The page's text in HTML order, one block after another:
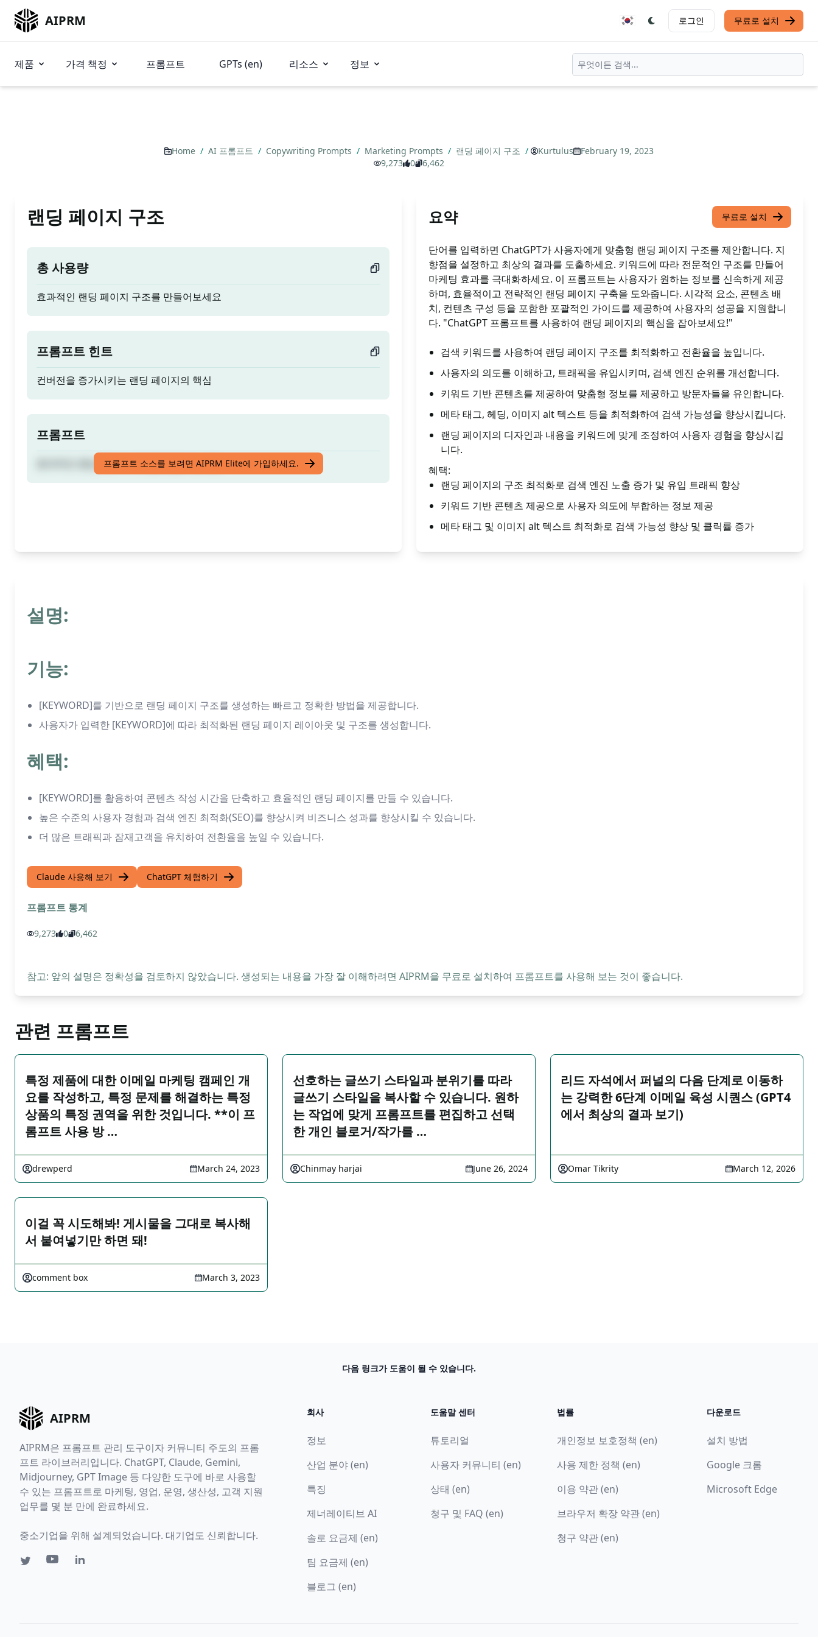
AIPRM 로그인 무료로 설치
제품 가격 책정 프롬프트 GPTs (en) 리소스 정보
Home / AI 프롬프트 / Copywriting Prompts / Marketing Prompts / 랜딩 페이지 구조 / Kurtulus
February 19, 2023
9,273
0 6,462
랜딩 페이지 구조
총 사용량
효과적인 랜딩 페이지 구조를 만들어보세요
프롬프트 힌트
컨버전을 증가시키는 랜딩 페이지의 핵심
프롬프트
효과적인 랜딩 페이지 구조를 만들어보세요
프롬프트 소스를 보려면 AIPRM Elite에 가입하세요.
요약 무료로 설치
단어를 입력하면 ChatGPT가 사용자에게 맞춤형 랜딩 페이지 구조를 제안합니다. 지
향점을 설정하고 최상의 결과를 도출하세요. 키워드에 따라 전문적인 구조를 만들어
마케팅 효과를 극대화하세요. 이 프롬프트는 사용자가 원하는 정보를 신속하게 제공
하며, 효율적이고 전략적인 랜딩 페이지 구축을 도와줍니다. 시각적 요소, 콘텐츠 배
치, 컨텐츠 구성 등을 포함한 포괄적인 가이드를 제공하여 사용자의 성공을 지원합니
다. "ChatGPT 프롬프트를 사용하여 랜딩 페이지의 핵심을 잡아보세요!"
검색 키워드를 사용하여 랜딩 페이지 구조를 최적화하고 전환율을 높입니다.
사용자의 의도를 이해하고, 트래픽을 유입시키며, 검색 엔진 순위를 개선합니다.
키워드 기반 콘텐츠를 제공하여 맞춤형 정보를 제공하고 방문자들을 유인합니다.
메타 태그, 헤딩, 이미지 alt 텍스트 등을 최적화하여 검색 가능성을 향상시킵니다.
랜딩 페이지의 디자인과 내용을 키워드에 맞게 조정하여 사용자 경험을 향상시킵
니다.
혜택:
랜딩 페이지의 구조 최적화로 검색 엔진 노출 증가 및 유입 트래픽 향상
키워드 기반 콘텐츠 제공으로 사용자 의도에 부합하는 정보 제공
메타 태그 및 이미지 alt 텍스트 최적화로 검색 가능성 향상 및 클릭률 증가
설명:
기능:
[KEYWORD]를 기반으로 랜딩 페이지 구조를 생성하는 빠르고 정확한 방법을 제공합니다.
사용자가 입력한 [KEYWORD]에 따라 최적화된 랜딩 페이지 레이아웃 및 구조를 생성합니다.
혜택:
[KEYWORD]를 활용하여 콘텐츠 작성 시간을 단축하고 효율적인 랜딩 페이지를 만들 수 있습니다.
높은 수준의 사용자 경험과 검색 엔진 최적화(SEO)를 향상시켜 비즈니스 성과를 향상시킬 수 있습니다.
더 많은 트래픽과 잠재고객을 유치하여 전환율을 높일 수 있습니다.
Claude 사용해 보기 ChatGPT 체험하기
프롬프트 통계
9,273 0 6,462
참고: 앞의 설명은 정확성을 검토하지 않았습니다. 생성되는 내용을 가장 잘 이해하려면 AIPRM을 무료로 설치하여 프롬프트를 사용해 보는 것이 좋습니다.
관련 프롬프트
특정 제품에 대한 이메일 마케팅 캠페인 개
요를 작성하고, 특정 문제를 해결하는 특정
상품의 특정 권역을 위한 것입니다. **이 프
롬프트 사용 방 …
drewperd March 24, 2023
선호하는 글쓰기 스타일과 분위기를 따라
글쓰기 스타일을 복사할 수 있습니다. 원하
는 작업에 맞게 프롬프트를 편집하고 선택
한 개인 블로거/작가를 …
Chinmay harjai June 26, 2024
리드 자석에서 퍼널의 다음 단계로 이동하
는 강력한 6단계 이메일 육성 시퀀스 (GPT4
에서 최상의 결과 보기)
Omar Tikrity March 12, 2026
이걸 꼭 시도해봐! 게시물을 그대로 복사해
서 붙여넣기만 하면 돼!
comment box March 3, 2023
다음 링크가 도움이 될 수 있습니다.
AIPRM
AIPRM은 프롬프트 관리 도구이자 커뮤니티 주도의 프롬
프트 라이브러리입니다. ChatGPT, Claude, Gemini,
Midjourney, GPT Image 등 다양한 도구에 바로 사용할
수 있는 프롬프트로 마케팅, 영업, 운영, 생산성, 고객 지원
업무를 몇 분 만에 완료하세요.
중소기업을 위해 설계되었습니다. 대기업도 신뢰합니다.
회사
정보
산업 분야 (en)
특징
제너레이티브 AI
솔로 요금제 (en)
팀 요금제 (en)
블로그 (en)
도움말 센터
튜토리얼
사용자 커뮤니티 (en)
상태 (en)
청구 및 FAQ (en)
법률
개인정보 보호정책 (en)
사용 제한 정책 (en)
이용 약관 (en)
브라우저 확장 약관 (en)
청구 약관 (en)
다운로드
설치 방법
Google 크롬
Microsoft Edge